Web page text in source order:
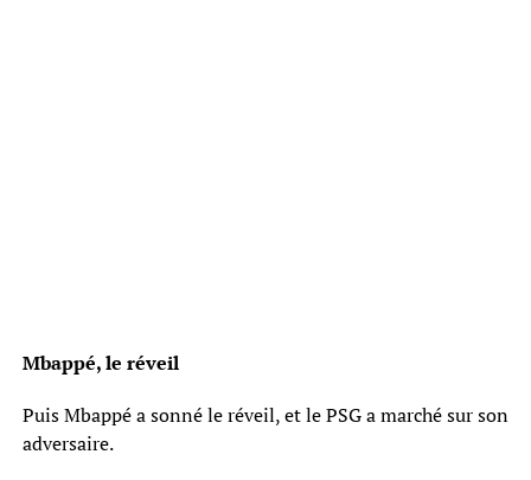
Mbappé, le réveil
Puis Mbappé a sonné le réveil, et le PSG a marché sur son
adversaire.